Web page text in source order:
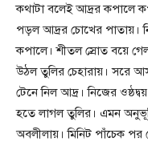
কথাটা বলেই আদ্রর কপালে
পড়ল আদ্রর চোখের পাতায়।
কপালে। শীতল স্রোত বয়ে
উঠল তুলির চেহারায়। সরে
টেনে নিল আদ্র। নিজের
হতে লাগল তুলির। এমন
অবলীলায়। মিনিট পাঁচেক